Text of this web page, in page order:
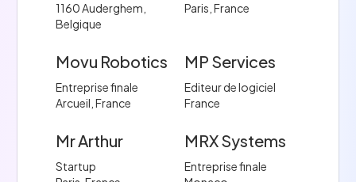
1160 Auderghem,
Belgique
Paris, France
Movu Robotics
Entreprise finale
Arcueil, France
MP Services
Editeur de logiciel
France
Mr Arthur
Startup
MRX Systems
Entreprise finale